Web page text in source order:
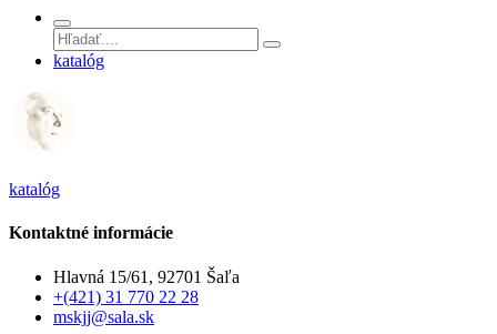
katalóg
katalóg
Kontaktné informácie
Hlavná 15/61, 92701 Šaľa
+(421) 31 770 22 28
mskjj@sala.sk